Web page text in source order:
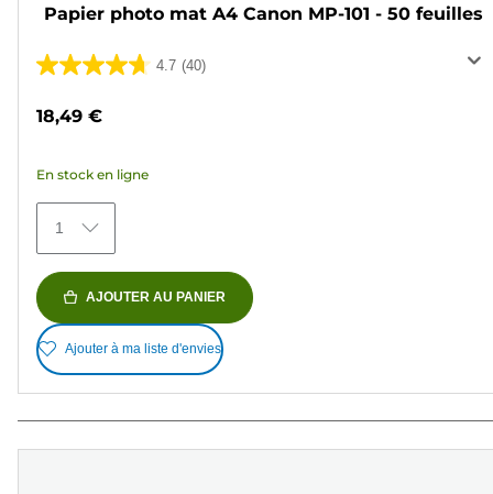
Papier photo mat A4 Canon MP-101 - 50 feuilles
4.7 (40)
4.7
40
avis
18,49 €
En stock en ligne
1
AJOUTER AU PANIER
Ajouter à ma liste d'envies